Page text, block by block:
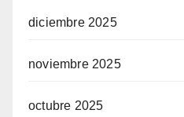
diciembre 2025
noviembre 2025
octubre 2025